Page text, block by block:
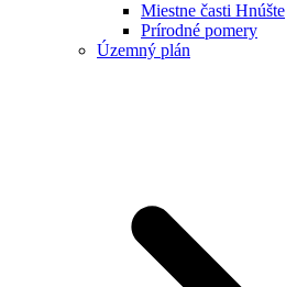
Miestne časti Hnúšte
Prírodné pomery
Územný plán